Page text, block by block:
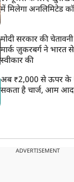
में मिलेगा अनलिमिटेड
मोदी सरकार की
मार्क ज़ुकरबर्ग ने भारत
स्वीकार की
अब ₹2,000 से ऊपर के
सकता है चार्ज, आम
ADVERTISEMENT